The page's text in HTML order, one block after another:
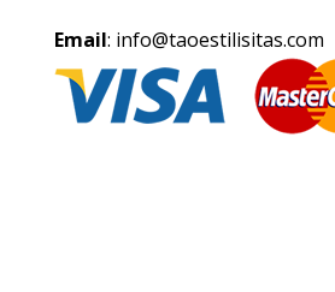
Email: info@taoestilisitas.com